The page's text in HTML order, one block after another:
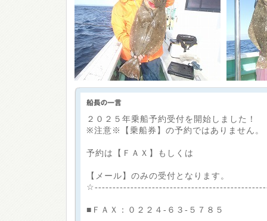
２０２５年乗船予約受付を開始しました！
※注意※【乗船券】の予約ではありません。
予約は【ＦＡＸ】もしくは
【メール】のみの受付となります。
■ＦＡＸ：０２２４-６３-５７８５